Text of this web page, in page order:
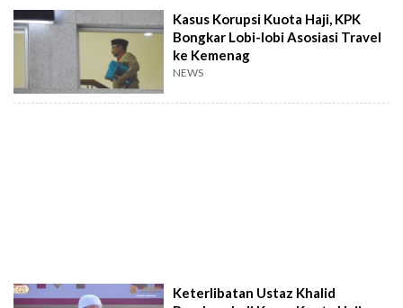
Kasus Korupsi Kuota Haji, KPK
Bongkar Lobi-lobi Asosiasi Travel
ke Kemenag
NEWS
Keterlibatan Ustaz Khalid